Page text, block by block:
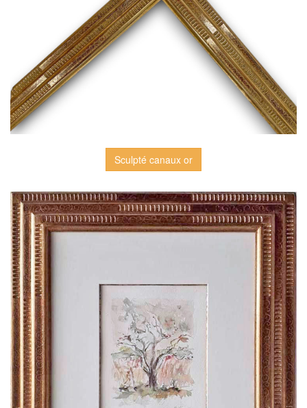
Sculpté canaux or